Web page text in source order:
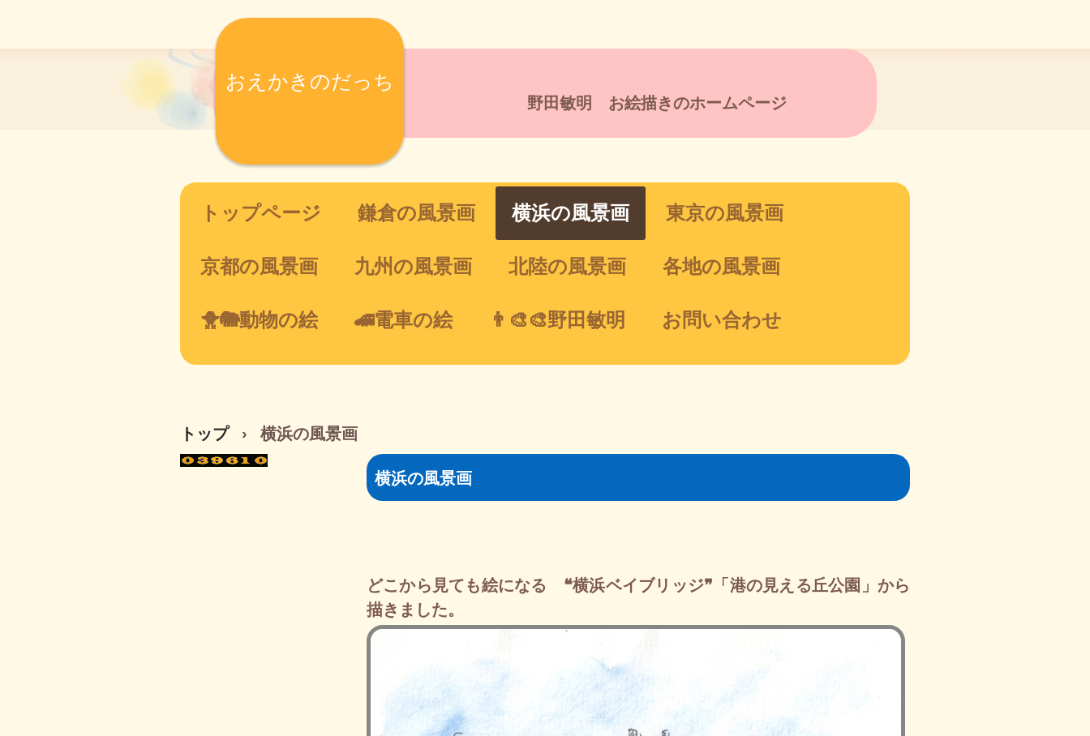
おえかきのだっち
野田敏明 お絵描きのホームページ
トップページ 鎌倉の風景画 横浜の風景画 東京の風景画
京都の風景画 九州の風景画 北陸の風景画 各地の風景画
🐥🐘動物の絵 🚄電車の絵 👨‍🎨🎨野田敏明 お問い合わせ
トップ › 横浜の風景画
横浜の風景画
どこから見ても絵になる ❝横浜ベイブリッジ❞「港の見える丘公園」から
描きました。